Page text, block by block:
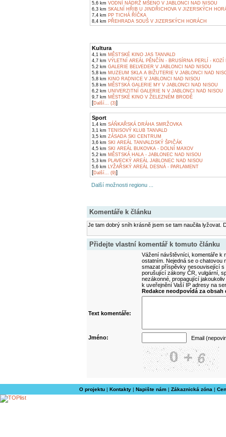
5,6 km VODNÍ NÁDRŽ MŠENO V JABLONCI NAD NISOU
6,3 km SKALNÍ HŘIB U JINDŘICHOVA V JIZERSKÝCH
7,4 km PP TICHÁ ŘÍČKA
8,4 km PŘEHRADA SOUŠ V JIZERSKÝCH HORÁCH
Kultura
4,1 km MĚSTSKÉ KINO JAS TANVALD
4,7 km VÝLETNÍ AREÁL PĚNČÍN - BRUSÍRNA PERLÍ - KOZÍ
5,2 km GALERIE BELVEDER V JABLONCI NAD NISOU
5,8 km MUZEUM SKLA A BIŽUTERIE V JABLONCI NAD
5,8 km KINO RADNICE V JABLONCI NAD NISOU
5,8 km MĚSTSKÁ GALERIE MY V JABLONCI NAD NISOU
6,2 km UNIVERZITNÍ GALERIE N V JABLONCI NAD NISOU
9,7 km MĚSTSKÉ KINO V ŽELEZNÉM BRODĚ
[Další... (3)]
Sport
1,4 km SÁŇKAŘSKÁ DRÁHA SMRŽOVKA
3,1 km TENISOVÝ KLUB TANVALD
3,5 km ZÁSADA SKI CENTRUM
3,6 km SKI AREÁL TANVALDSKÝ ŠPIČÁK
4,5 km SKI AREÁL BUKOVKA - DOLNÍ MAXOV
5,2 km MĚSTSKÁ HALA - JABLONEC NAD NISOU
5,3 km PLAVECKÝ AREÁL JABLONEC NAD NISOU
5,6 km LYŽAŘSKÝ AREÁL DESNÁ - PARLAMENT
[Další... (9)]
Další možnosti regionu ...
Komentáře k článku
Je tam dobrý sníh krásně jsem se tam naučila lyžovat.
Přidejte vlastní komentář k tomuto článku
Vážení návštěvníci, komentáře k
ostatním. Nejedná se o
smazat příspěvky nesouvisející
porušující zákony ČR, vulgární,
nezákonné, propagující
k uveřejnění Vaší IP adresy na
Redakce neodpovídá za
Text komentáře:
Jméno: Email
O projektu| Kontakty| Napište nám| Zákaznická zóna |